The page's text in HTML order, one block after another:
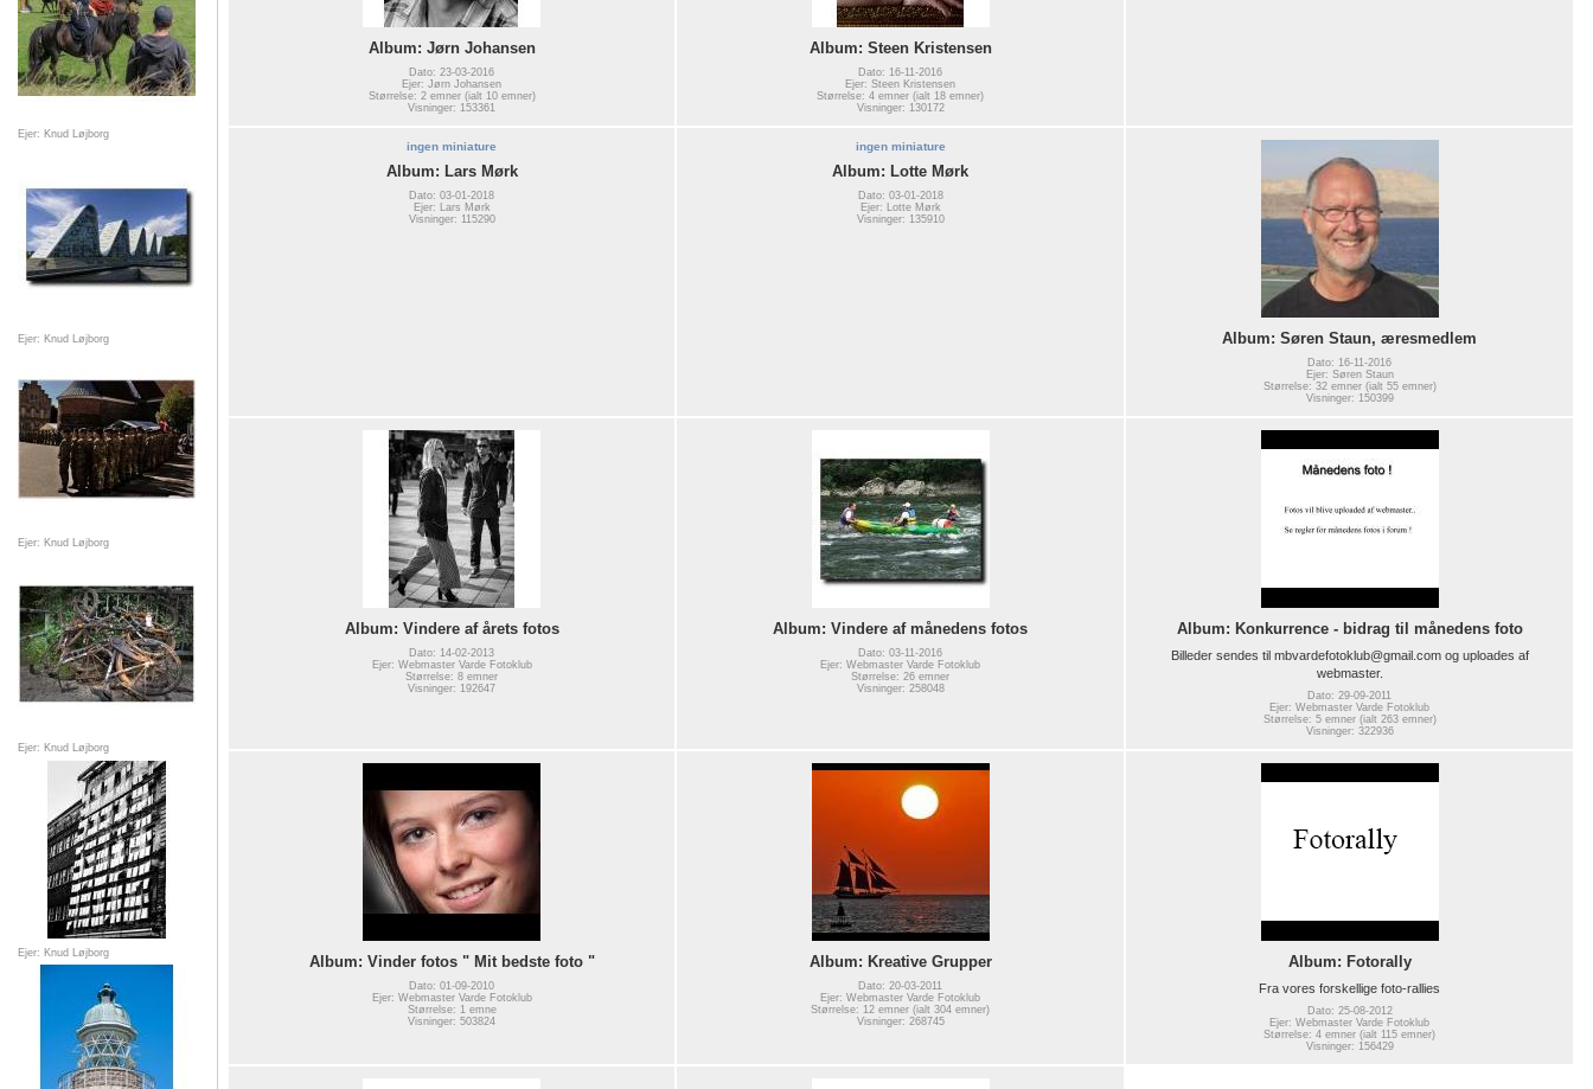
Ejer: Knud Løjborg
Ejer: Knud Løjborg
Ejer: Knud Løjborg
Ejer: Knud Løjborg
Ejer: Knud Løjborg
Album: Jørn Johansen
Dato: 23-03-2016
Ejer: Jørn Johansen
Størrelse: 2 emner (ialt 10 emner)
Visninger: 153361
Album: Steen Kristensen
Dato: 16-11-2016
Ejer: Steen Kristensen
Størrelse: 4 emner (ialt 18 emner)
Visninger: 130172
ingen miniature
Album: Lars Mørk
Dato: 03-01-2018
Ejer: Lars Mørk
Visninger: 115290
ingen miniature
Album: Lotte Mørk
Dato: 03-01-2018
Ejer: Lotte Mørk
Visninger: 135910
Album: Søren Staun, æresmedlem
Dato: 16-11-2016
Ejer: Søren Staun
Størrelse: 32 emner (ialt 55 emner)
Visninger: 150399
Album: Vindere af årets fotos
Dato: 14-02-2013
Ejer: Webmaster Varde Fotoklub
Størrelse: 8 emner
Visninger: 192647
Album: Vindere af månedens fotos
Dato: 03-11-2016
Ejer: Webmaster Varde Fotoklub
Størrelse: 26 emner
Visninger: 258048
Album: Konkurrence - bidrag til månedens foto
Billeder sendes til mbvardefotoklub@gmail.com og uploades af
webmaster.
Dato: 29-09-2011
Ejer: Webmaster Varde Fotoklub
Størrelse: 5 emner (ialt 263 emner)
Visninger: 322936
Album: Vinder fotos " Mit bedste foto "
Dato: 01-09-2010
Ejer: Webmaster Varde Fotoklub
Størrelse: 1 emne
Visninger: 503824
Album: Kreative Grupper
Dato: 20-03-2011
Ejer: Webmaster Varde Fotoklub
Størrelse: 12 emner (ialt 304 emner)
Visninger: 268745
Album: Fotorally
Fra vores forskellige foto-rallies
Dato: 25-08-2012
Ejer: Webmaster Varde Fotoklub
Størrelse: 4 emner (ialt 115 emner)
Visninger: 156429